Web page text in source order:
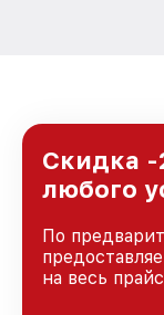
Скидка -
любого
По
на весь